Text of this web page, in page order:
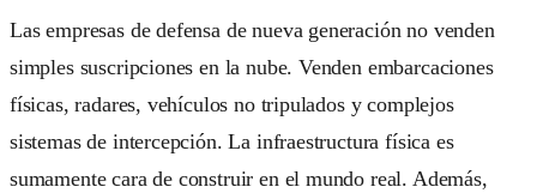
Las empresas de defensa de nueva generación no venden
simples suscripciones en la nube. Venden embarcaciones
físicas, radares, vehículos no tripulados y complejos
sistemas de intercepción. La infraestructura física es
sumamente cara de construir en el mundo real. Además,